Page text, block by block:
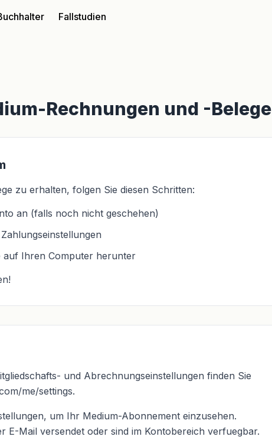
Fallstudien
Rechnungen und -Belege
zu erhalten, folgen Sie diesen Schritten:
an (falls noch nicht geschehen)
auf Ihren Computer herunter
und Abrechnungseinstellungen finden Sie
me/settings.
um Ihr Medium-Abonnement einzusehen.
E-Mail versendet oder sind im Kontobereich verfuegbar.